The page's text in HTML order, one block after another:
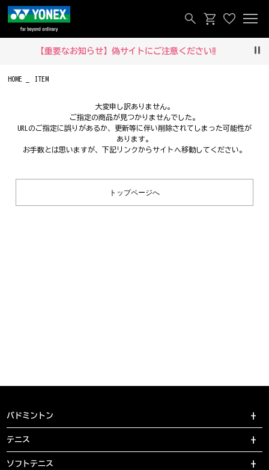
【重要なお知らせ】偽サイトにご注意ください‼
HOME ITEM
大変申し訳ありません。
ご指定の商品が見つかりませんでした。
URLのご指定に誤りがあるか、更新等に伴い削除されてしまった可能性が
あります。
お手数とは思いますが、下記リンクからサイトへ移動してください。
トップページへ
バドミントン
テニス
ソフトテニス